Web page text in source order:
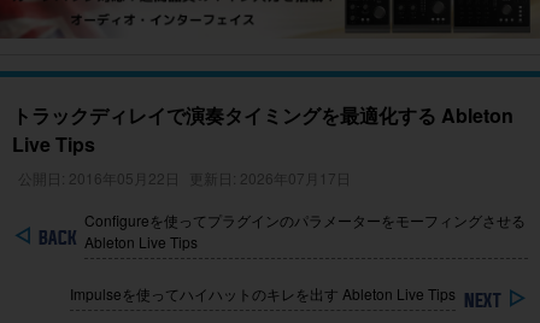
トラックディレイで演奏タイミングを最適化する Ableton
Live Tips
公開日: 2016年05月22日 更新日: 2026年07月17日
Configureを使ってプラグインのパラメーターをモーフィングさせる
Ableton Live Tips
Impulseを使ってハイハットのキレを出す Ableton Live Tips